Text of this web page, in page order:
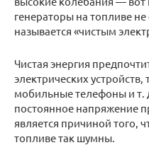
генераторы на топливе
называется «чистым
Чистая энергия
электрических
мобильные телефоны и т.
постоянное напряжение
является причиной того,
топливе так шумны.